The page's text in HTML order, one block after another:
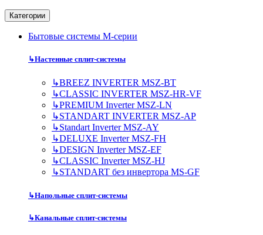
Категории
Бытовые системы M-серии
↳Настенные сплит-системы
↳BREEZ INVERTER MSZ-BT
↳CLASSIC INVERTER MSZ-HR-VF
↳PREMIUM Inverter MSZ-LN
↳STANDART INVERTER MSZ-AP
↳Standart Inverter MSZ-AY
↳DELUXE Inverter MSZ-FH
↳DESIGN Inverter MSZ-EF
↳CLASSIC Inverter MSZ-HJ
↳STANDART без инвертора MS-GF
↳Напольные сплит-системы
↳Канальные сплит-системы